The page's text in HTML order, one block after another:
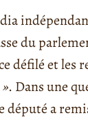
du
défilé et les
. Dans une
député a